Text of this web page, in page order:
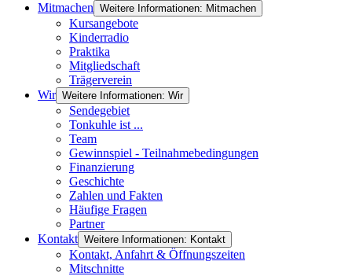
Mitmachen Weitere Informationen: Mitmachen
Kursangebote
Kinderradio
Praktika
Mitgliedschaft
Trägerverein
Wir Weitere Informationen: Wir
Sendegebiet
Tonkuhle ist ...
Team
Gewinnspiel - Teilnahmebedingungen
Finanzierung
Geschichte
Zahlen und Fakten
Häufige Fragen
Partner
Kontakt Weitere Informationen: Kontakt
Kontakt, Anfahrt & Öffnungszeiten
Mitschnitte